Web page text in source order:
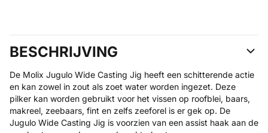
BESCHRIJVING
De Molix Jugulo Wide Casting Jig heeft een schitterende actie
en kan zowel in zout als zoet water worden ingezet. Deze
pilker kan worden gebruikt voor het vissen op roofblei, baars,
makreel, zeebaars, fint en zelfs zeeforel is er gek op. De
Jugulo Wide Casting Jig is voorzien van een assist haak aan de